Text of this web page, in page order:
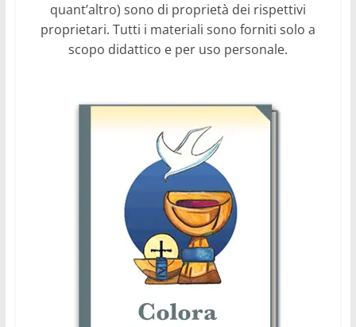
quant’altro) sono di proprietà dei rispettivi
proprietari. Tutti i materiali sono forniti solo a
scopo didattico e per uso personale.